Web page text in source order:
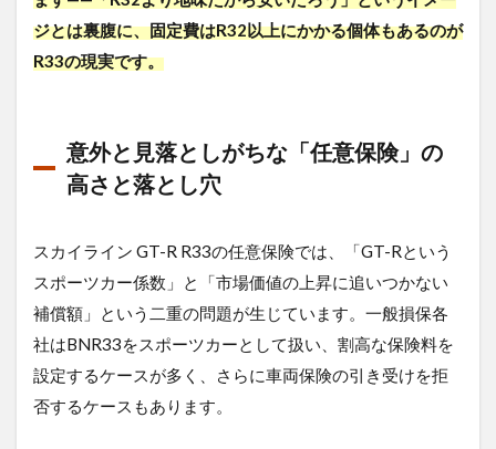
R33
特有
の定
トと
部品
代の
3
を感
じた
スカ
イラ
イン
GT-
ジとは裏腹に、固定費はR32以上にかかる個体もあるのが
R33の現実です。
意外と見落としがちな「任意保険」の
高さと落とし穴
スカイライン GT-R R33の任意保険では、「GT-Rという
スポーツカー係数」と「市場価値の上昇に追いつかない
補償額」という二重の問題が生じています。一般損保各
社はBNR33をスポーツカーとして扱い、割高な保険料を
設定するケースが多く、さらに車両保険の引き受けを拒
否するケースもあります。